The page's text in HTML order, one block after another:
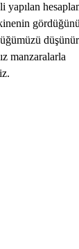
yapılan
manzaralarla